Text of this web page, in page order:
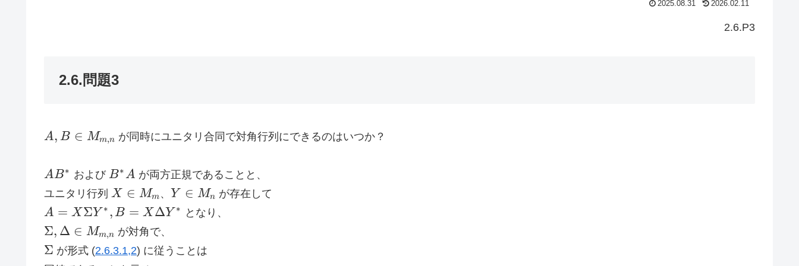
2025.08.31 2026.02.11
2.6.P3
2.6.問題3
A, B \in
A, B ∈ Mm,n が同時にユニタリ合同で対角行列にできるのはいつか？
AB^*
AB∗ および B^*A
B∗A が両方正規であることと、
ユニタリ行列
X
\in
M_m
X ∈ Mm 、 Y
\in
M_n
Y ∈ Mn が存在して
A = X
\Sigma
Y^*, B
= X
A = X ΣY ∗ , B = X ΔY ∗ となり、
\Sigma,
\Delta
\in
Σ, Δ ∈ Mm,n が対角で、
\Sigma
Σ が形式 (2.6.3.1,2) に従うことは